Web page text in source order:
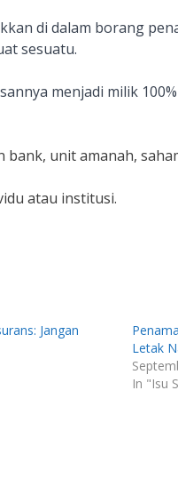
di dalam borang
sesuatu.
menjadi milik
unit amanah,
atau institusi.
Jangan
Letak
In "Isu